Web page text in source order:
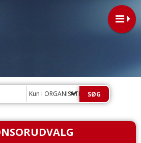
Kun i ORGANISATION